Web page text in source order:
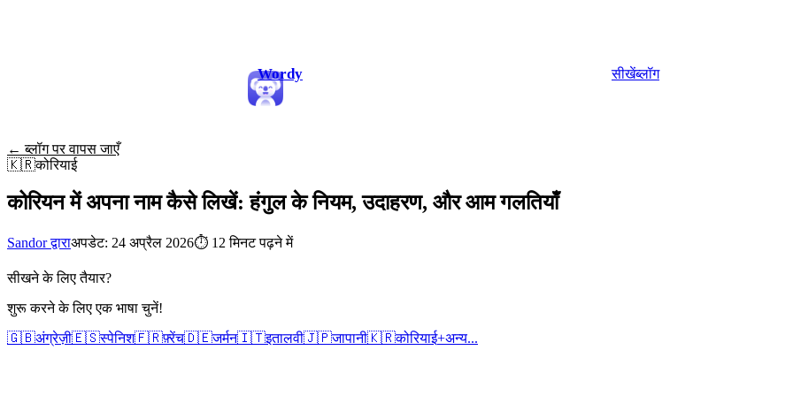
Wordy सीखेंब्लॉग
← ब्लॉग पर वापस जाएँ
🇰🇷कोरियाई
कोरियन में अपना नाम कैसे लिखें: हंगुल के नियम, उदाहरण, और आम गलतियाँ
Sandor द्वाराअपडेट: 24 अप्रैल 2026⏱ 12 मिनट पढ़ने में
सीखने के लिए तैयार?
शुरू करने के लिए एक भाषा चुनें!
🇬🇧अंग्रेज़ी🇪🇸स्पेनिश🇫🇷फ़्रेंच🇩🇪जर्मन🇮🇹इतालवी🇯🇵जापानी🇰🇷कोरियाई+अन्य...